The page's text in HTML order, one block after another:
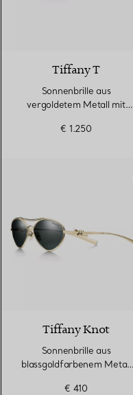
Tiffany T
Sonnenbrille aus
vergoldetem Metall mit
€ 1.250
Tiffany Knot
Sonnenbrille aus
blassgoldfarbenem Metall
€ 410